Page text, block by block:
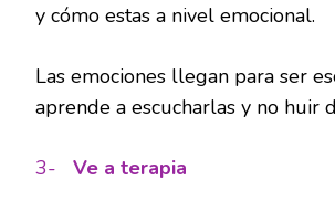
y cómo estas a nivel emocional.
Las emociones llegan para ser
aprende a escucharlas y no huir
3- Ve a terapia